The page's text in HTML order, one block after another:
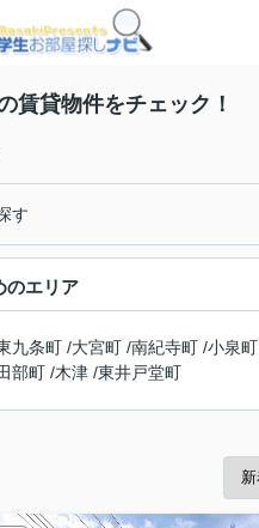
賃貸物件をチェック！
す
のエリア
九条町 /大宮町 /南紀寺町 /小泉町
部町 /木津 /東井戸堂町